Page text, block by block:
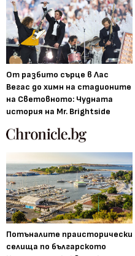
От разбито сърце в Лас
Вегас до химн на стадионите
на Световното: Чудната
история на Mr. Brightside
Потъналите праисторически
селища по българското